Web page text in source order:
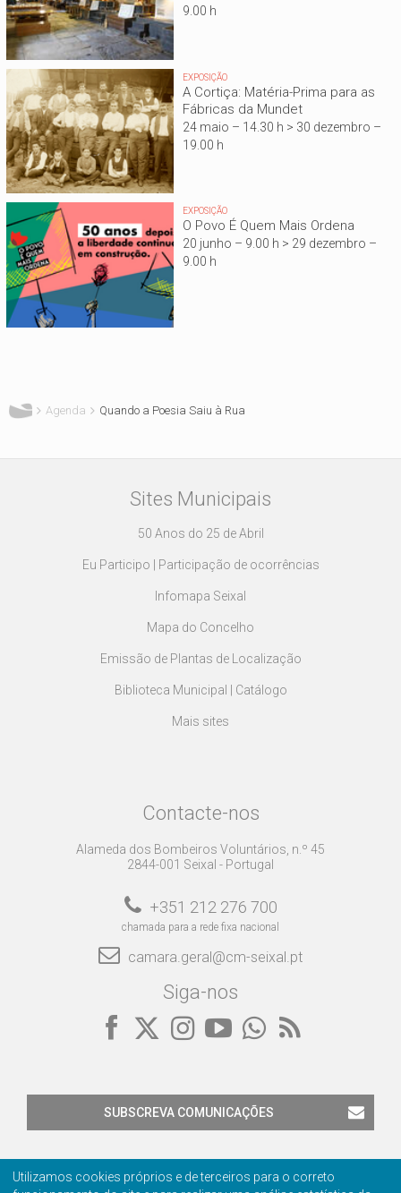
9.00 h
EXPOSIÇÃO
A Cortiça: Matéria-Prima para as
Fábricas da Mundet
24 maio – 14.30 h > 30 dezembro –
19.00 h
EXPOSIÇÃO
O Povo É Quem Mais Ordena
20 junho – 9.00 h > 29 dezembro –
9.00 h
Agenda Quando a Poesia Saiu à Rua
Sites Municipais
50 Anos do 25 de Abril
Eu Participo | Participação de ocorrências
Infomapa Seixal
Mapa do Concelho
Emissão de Plantas de Localização
Biblioteca Municipal | Catálogo
Mais sites
Contacte-nos
Alameda dos Bombeiros Voluntários, n.º 45
2844-001 Seixal - Portugal
+351 212 276 700
chamada para a rede fixa nacional
camara.geral@cm-seixal.pt
Siga-nos
SUBSCREVA COMUNICAÇÕES
Utilizamos cookies próprios e de terceiros para o correto